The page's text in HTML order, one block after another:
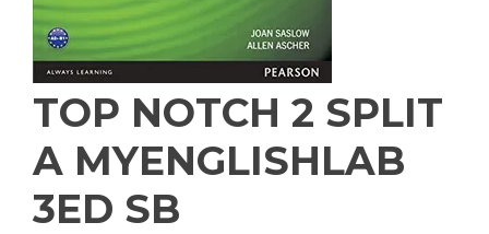
TOP NOTCH 2 SPLIT
A MYENGLISHLAB
3ED SB